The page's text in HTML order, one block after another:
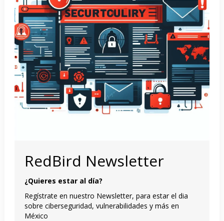
RedBird Newsletter
¿Quieres estar al día?
Regístrate en nuestro Newsletter, para estar el dia
sobre ciberseguridad, vulnerabilidades y más en
México